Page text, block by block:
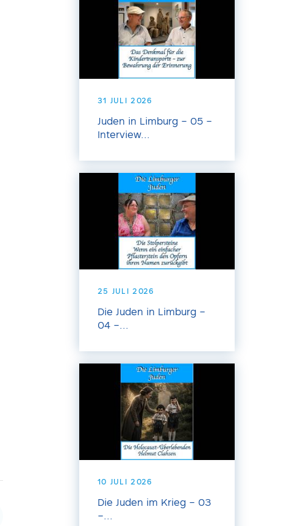
31 JULI 2026
Juden in Limburg – 05 –
Interview...
25 JULI 2026
Die Juden in Limburg –
04 –...
10 JULI 2026
Die Juden im Krieg – 03
–...